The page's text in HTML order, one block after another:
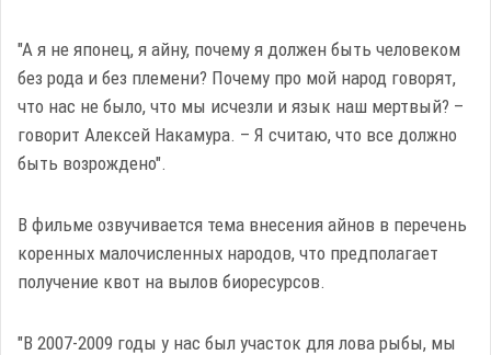
"А я не японец, я айну, почему я должен быть человеком
без рода и без племени? Почему про мой народ говорят,
что нас не было, что мы исчезли и язык наш мертвый? –
говорит Алексей Накамура. – Я считаю, что все должно
быть возрождено".
В фильме озвучивается тема внесения айнов в перечень
коренных малочисленных народов, что предполагает
получение квот на вылов биоресурсов.
"В 2007-2009 годы у нас был участок для лова рыбы, мы